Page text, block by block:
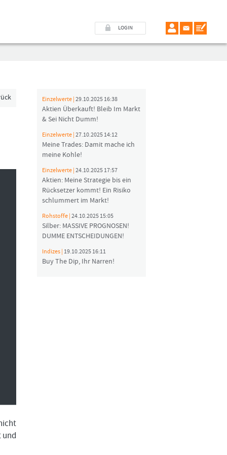
LOGIN
und
Einzelwerte | 29.10.2025 16:38
Aktien Überkauft! Bleib Im Markt
& Sei Nicht Dumm!
Einzelwerte | 27.10.2025 14:12
Meine Trades: Damit mache ich
meine Kohle!
Einzelwerte | 24.10.2025 17:57
Aktien: Meine Strategie bis ein
Rücksetzer kommt! Ein Risiko
schlummert im Markt!
Rohstoffe | 24.10.2025 15:05
Silber: MASSIVE PROGNOSEN!
DUMME ENTSCHEIDUNGEN!
Indizes | 19.10.2025 16:11
Buy The Dip, Ihr Narren!